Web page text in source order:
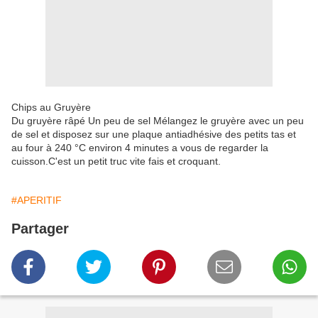
Chips au Gruyère
Du gruyère râpé Un peu de sel Mélangez le gruyère avec un peu
de sel et disposez sur une plaque antiadhésive des petits tas et
au four à 240 °C environ 4 minutes a vous de regarder la
cuisson.C'est un petit truc vite fais et croquant.
#APERITIF
Partager